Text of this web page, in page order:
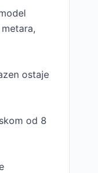
ostaje
od 8